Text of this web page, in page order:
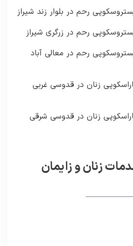
رحم در بلوار زند شیراز
رحم در زرگری شیراز
رحم در معالی آباد
زنان در قدوسی غربی
زنان در قدوسی شرقی
زنان و زایمان